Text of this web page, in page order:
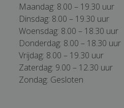
Maandag: 8.00 – 19.30 uur
Dinsdag: 8.00 – 19.30 uur
Woensdag: 8.00 – 18.30 uur
Donderdag: 8.00 – 18.30 uur
Vrijdag: 8.00 – 19.30 uur
Zaterdag: 9.00 – 12.30 uur
Zondag: Gesloten